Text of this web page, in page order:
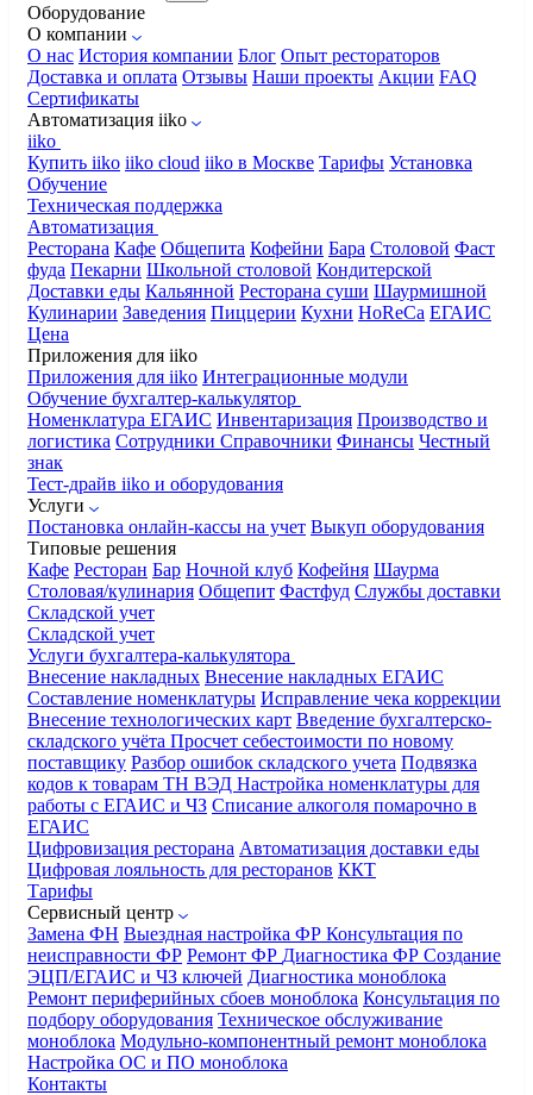
Оборудование
О компании
О нас История компании Блог Опыт рестораторов
Доставка и оплата Отзывы Наши проекты Акции FAQ
Сертификаты
Автоматизация iiko
iiko
Купить iiko iiko cloud iiko в Москве Тарифы Установка
Обучение
Техническая поддержка
Автоматизация
Ресторана Кафе Общепита Кофейни Бара Столовой Фаст
фуда Пекарни Школьной столовой Кондитерской
Доставки еды Кальянной Ресторана суши Шаурмишной
Кулинарии Заведения Пиццерии Кухни HoReCa ЕГАИС
Цена
Приложения для iiko
Приложения для iiko Интеграционные модули
Обучение бухгалтер-калькулятор
Номенклатура ЕГАИС Инвентаризация Производство и
логистика Сотрудники Справочники Финансы Честный
знак
Тест-драйв iiko и оборудования
Услуги
Постановка онлайн-кассы на учет Выкуп оборудования
Типовые решения
Кафе Ресторан Бар Ночной клуб Кофейня Шаурма
Столовая/кулинария Общепит Фастфуд Службы доставки
Складской учет
Складской учет
Услуги бухгалтера-калькулятора
Внесение накладных Внесение накладных ЕГАИС
Составление номенклатуры Исправление чека коррекции
Внесение технологических карт Введение бухгалтерско-
складского учёта Просчет себестоимости по новому
поставщику Разбор ошибок складского учета Подвязка
кодов к товарам ТН ВЭД Настройка номенклатуры для
работы с ЕГАИС и ЧЗ Списание алкоголя помарочно в
ЕГАИС
Цифровизация ресторана Автоматизация доставки еды
Цифровая лояльность для ресторанов ККТ
Тарифы
Сервисный центр
Замена ФН Выездная настройка ФР Консультация по
неисправности ФР Ремонт ФР Диагностика ФР Создание
ЭЦП/ЕГАИС и ЧЗ ключей Диагностика моноблока
Ремонт периферийных сбоев моноблока Консультация по
подбору оборудования Техническое обслуживание
моноблока Модульно-компонентный ремонт моноблока
Настройка ОС и ПО моноблока
Контакты